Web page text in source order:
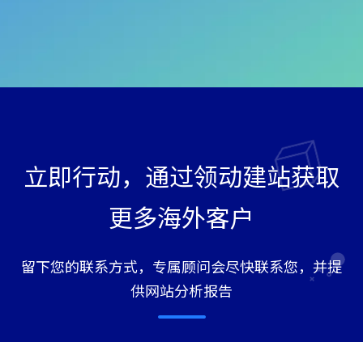
立即行动，通过领动建站获取
更多海外客户
留下您的联系方式，专属顾问会尽快联系您，并提
供网站分析报告